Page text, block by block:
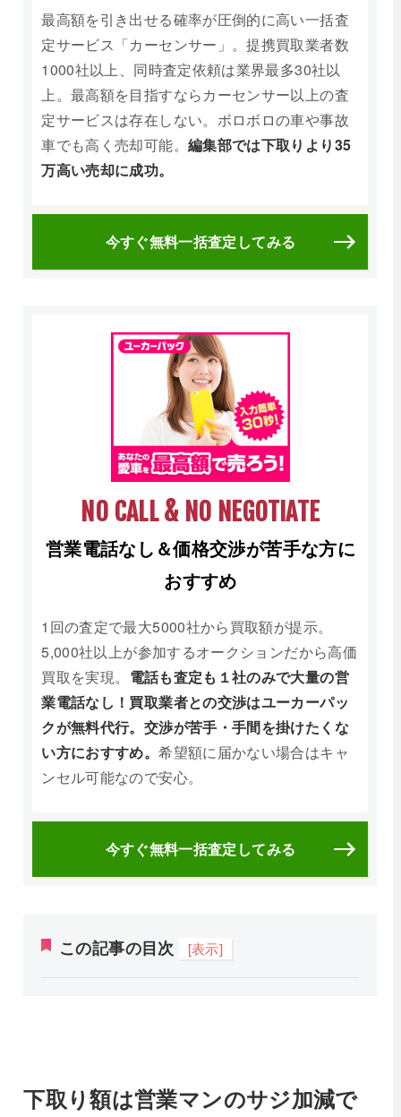
最高額を引き出せる確率が圧倒的に高い一括査
定サービス「カーセンサー」。提携買取業者数
1000社以上、同時査定依頼は業界最多30社以
上。最高額を目指すならカーセンサー以上の査
定サービスは存在しない。ボロボロの車や事故
車でも高く売却可能。 編集部では下取りより35
万高い売却に成功。
今すぐ無料一括査定してみる
NO CALL & NO NEGOTIATE
営業電話なし＆価格交渉が苦手な方に
おすすめ
1回の査定で最大5000社から買取額が提示。
5,000社以上が参加するオークションだから高価
買取を実現。 電話も査定も１社のみで大量の営
業電話なし！買取業者との交渉はユーカーパッ
クが無料代行。交渉が苦手・手間を掛けたくな
い方におすすめ。希望額に届かない場合はキャ
ンセル可能なので安心。
今すぐ無料一括査定してみる
この記事の目次 [表示]
下取り額は営業マンのサジ加減で